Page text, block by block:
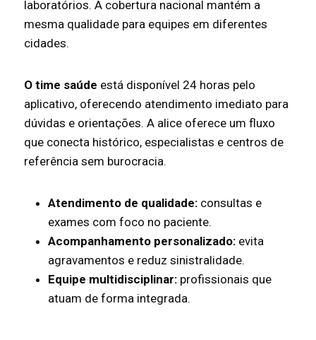
laboratórios. A cobertura nacional mantém a
mesma qualidade para equipes em diferentes
cidades.
O time saúde está disponível 24 horas pelo
aplicativo, oferecendo atendimento imediato para
dúvidas e orientações. A alice oferece um fluxo
que conecta histórico, especialistas e centros de
referência sem burocracia.
Atendimento de qualidade: consultas e
exames com foco no paciente.
Acompanhamento personalizado: evita
agravamentos e reduz sinistralidade.
Equipe multidisciplinar: profissionais que
atuam de forma integrada.